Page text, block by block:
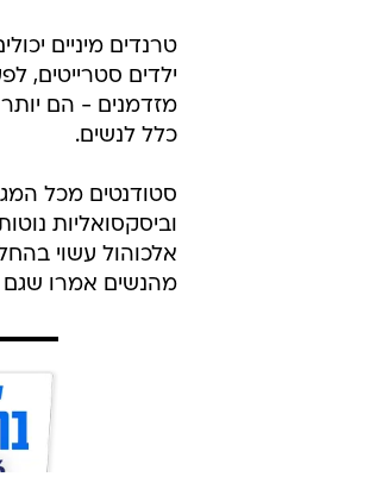
טרנדים מיניים
ילדים סטרייטים,
מזדמנים - הם
כלל לנשים.
סטודנטים מכל
וביסקסואליות
אלכוהול עשוי
מהנשים אמרו שגם